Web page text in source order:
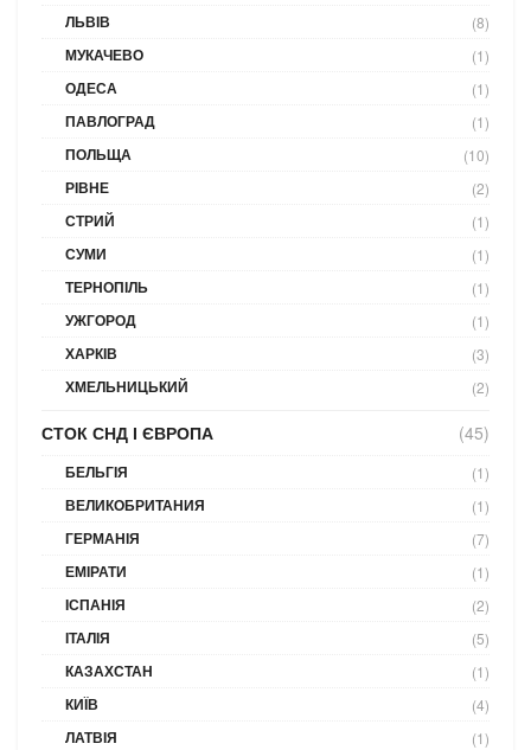
ЛЬВІВ (8)
МУКАЧЕВО (1)
ОДЕСА (1)
ПАВЛОГРАД (1)
ПОЛЬЩА (10)
РІВНЕ (2)
СТРИЙ (1)
СУМИ (1)
ТЕРНОПІЛЬ (1)
УЖГОРОД (1)
ХАРКІВ (3)
ХМЕЛЬНИЦЬКИЙ (2)
СТОК СНД І ЄВРОПА (45)
БЕЛЬГІЯ (1)
ВЕЛИКОБРИТАНИЯ (1)
ГЕРМАНІЯ (7)
ЕМІРАТИ (1)
ІСПАНІЯ (2)
ІТАЛІЯ (5)
КАЗАХСТАН (1)
КИЇВ (4)
ЛАТВІЯ (1)